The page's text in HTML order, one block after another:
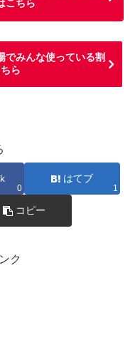
こちら
でみんな使っている割
ら
0
はてブ
1
コピー
ク